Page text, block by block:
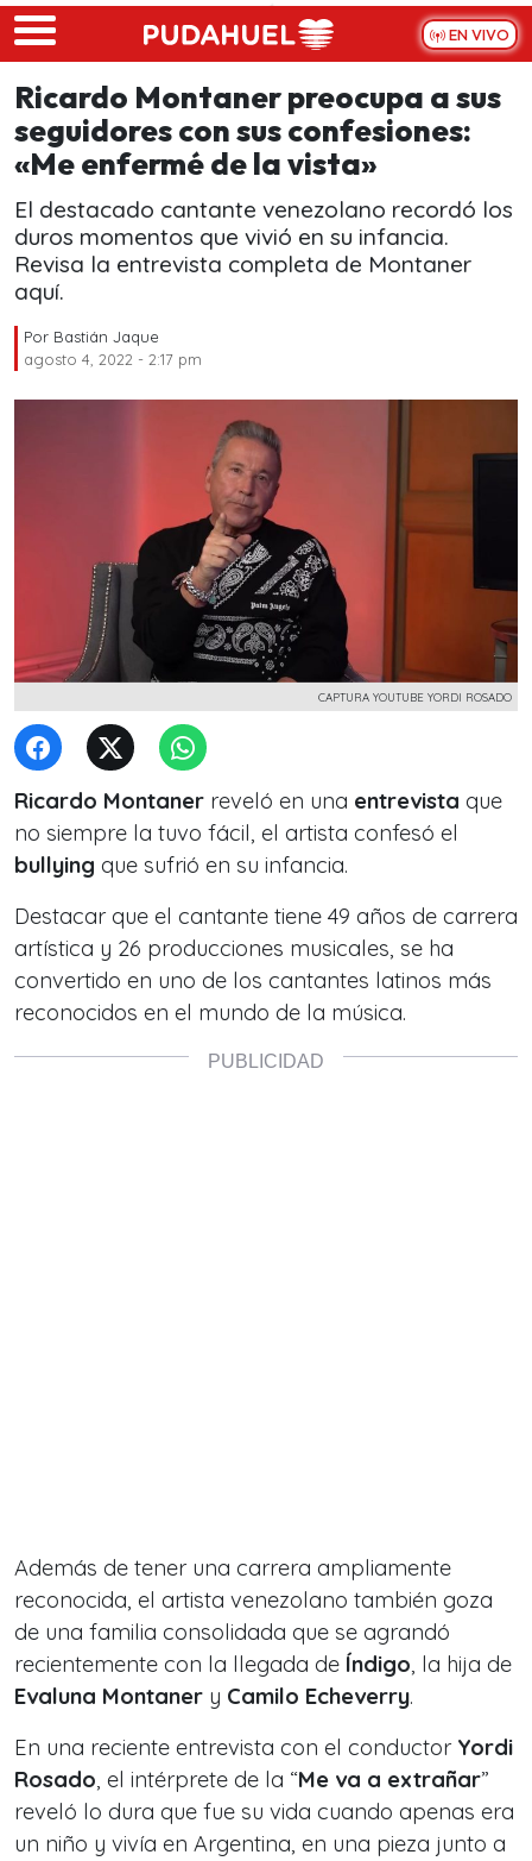
Skip to main content
EN VIVO
Ricardo Montaner preocupa a sus
seguidores con sus confesiones:
«Me enfermé de la vista»
El destacado cantante venezolano recordó los
duros momentos que vivió en su infancia.
Revisa la entrevista completa de Montaner
aquí.
Por Bastián Jaque
agosto 4, 2022 - 2:17 pm
CAPTURA YOUTUBE YORDI ROSADO
Ricardo Montaner reveló en una entrevista que
no siempre la tuvo fácil, el artista confesó el
bullying que sufrió en su infancia.
Destacar que el cantante tiene 49 años de carrera
artística y 26 producciones musicales, se ha
convertido en uno de los cantantes latinos más
reconocidos en el mundo de la música.
Además de tener una carrera ampliamente
reconocida, el artista venezolano también goza
de una familia consolidada que se agrandó
recientemente con la llegada de Índigo, la hija de
Evaluna Montaner y Camilo Echeverry.
En una reciente entrevista con el conductor Yordi
Rosado, el intérprete de la “Me va a extrañar”
reveló lo dura que fue su vida cuando apenas era
un niño y vivía en Argentina, en una pieza junto a